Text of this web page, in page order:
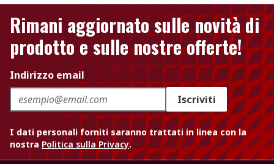
Rimani aggiornato sulle novità di
prodotto e sulle nostre offerte!
Indirizzo email
Iscriviti
I dati personali forniti saranno trattati in linea con la
nostra Politica sulla Privacy.